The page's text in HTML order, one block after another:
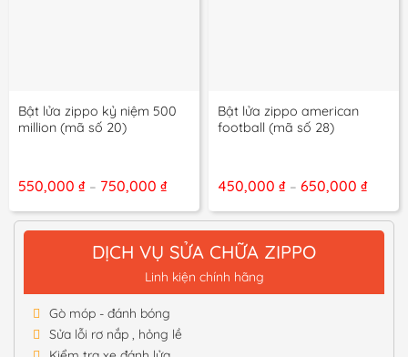
Bật lửa zippo kỷ niệm 500
million (mã số 20)
550,000 ₫ – 750,000 ₫Khoảng
từ
550,000 ₫
đến
750,000 ₫
Bật lửa zippo american
football (mã số 28)
450,000 ₫ – 650,000 ₫
từ
đến
DỊCH VỤ SỬA CHỮA ZIPPO
Linh kiện chính hãng
Gò móp - đánh bóng
Sửa lỗi rơ nắp , hỏng lề